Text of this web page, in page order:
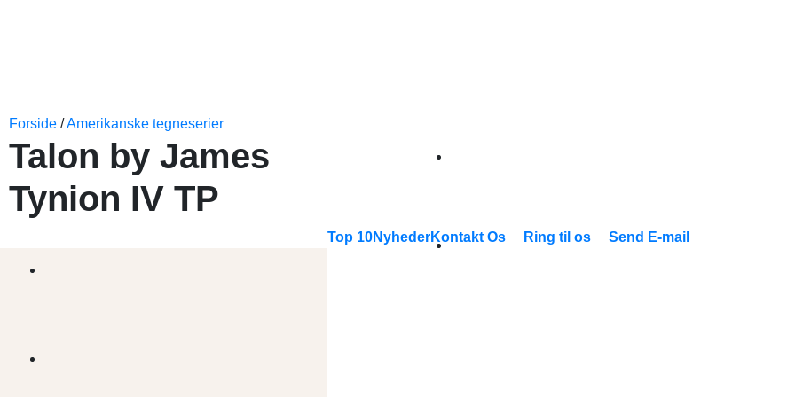
Top 10NyhederKontakt Os Ring til os Send E-mail
Forside /Amerikanske tegneserier
Talon by James
Tynion IV TP